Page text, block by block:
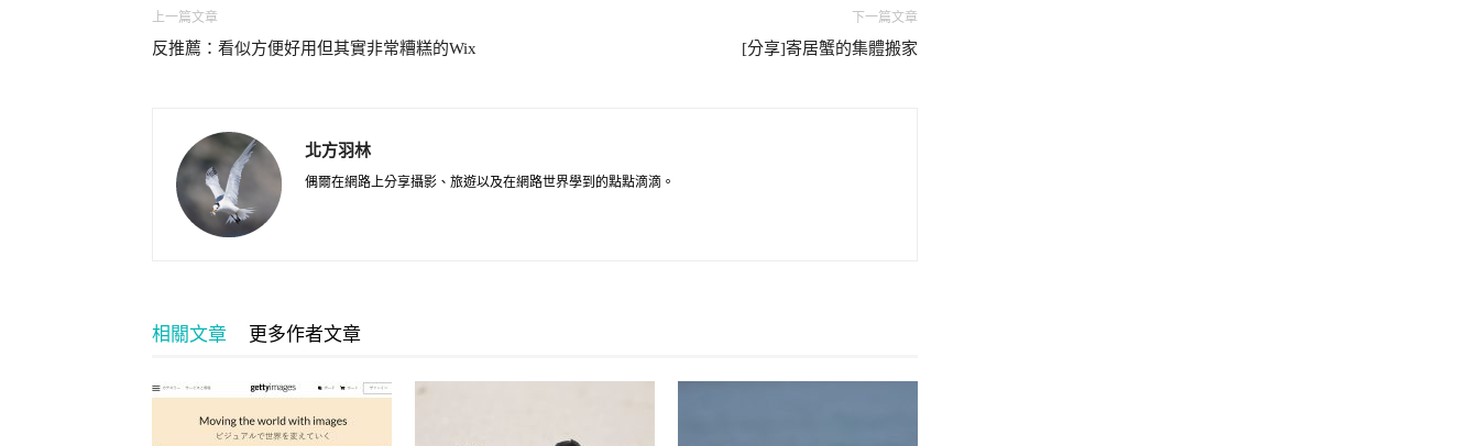
上一篇文章
反推薦：看似方便好用但其實非常糟糕的Wix
下一篇文章
[分享]寄居蟹的集體搬家
北方羽林
偶爾在網路上分享攝影、旅遊以及在網路世界學到的點點滴滴。
相關文章 更多作者文章